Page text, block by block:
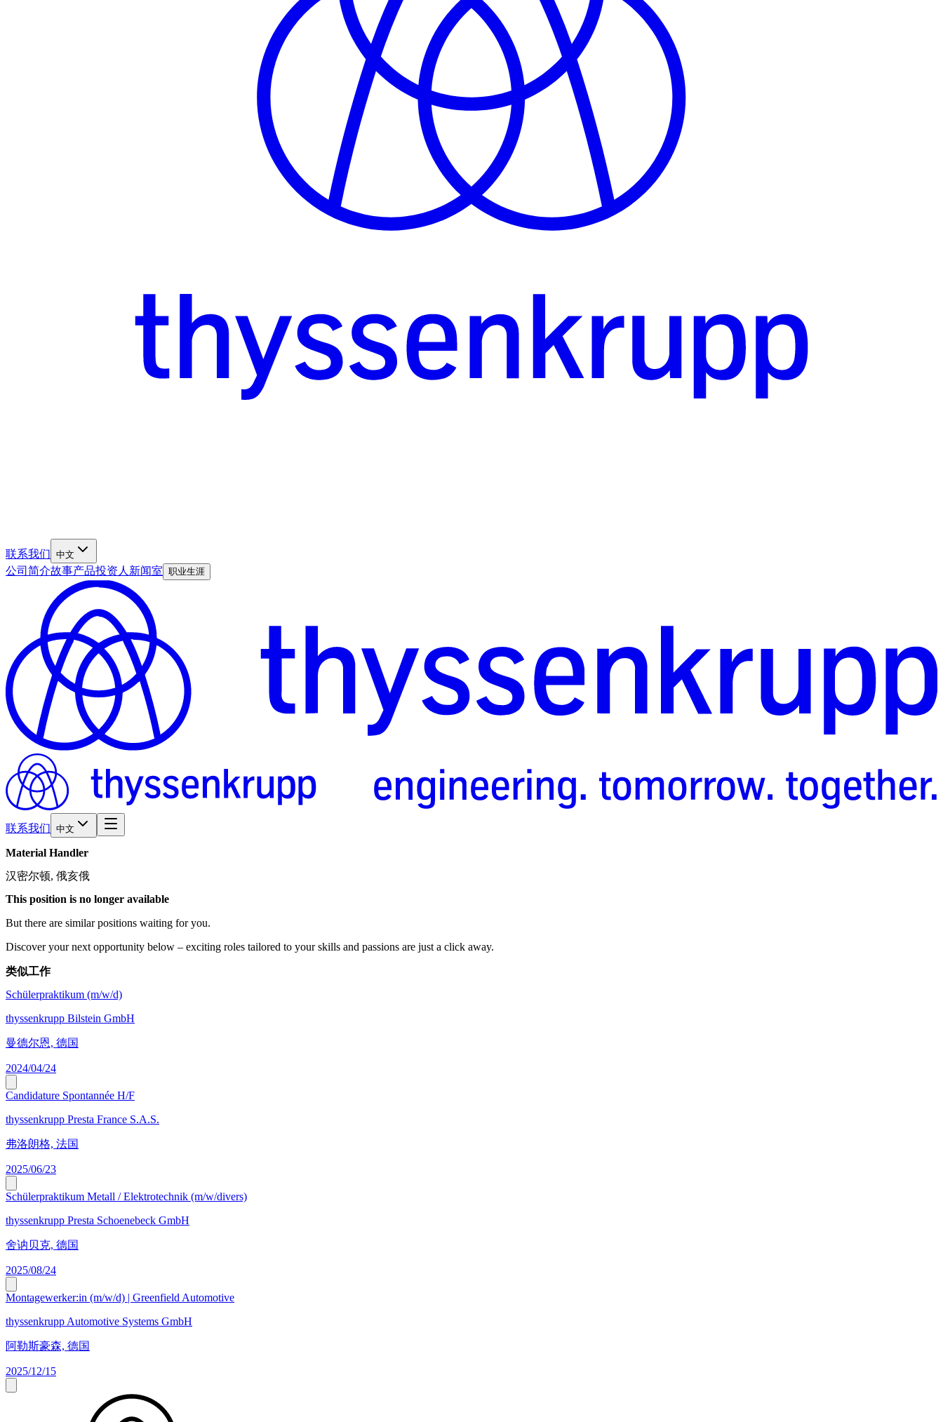
联系我们 中文
公司简介故事产品投资人新闻室 职业生涯
联系我们 中文
Material Handler
汉密尔顿, 俄亥俄
This position is no longer available
But there are similar positions waiting for you.
Discover your next opportunity below – exciting roles tailored to your skills and passions are just a click away.
类似工作
Schülerpraktikum (m/w/d)
thyssenkrupp Bilstein GmbH
曼德尔恩, 德国
2024/04/24
Candidature Spontannée H/F
thyssenkrupp Presta France S.A.S.
弗洛朗格, 法国
2025/06/23
Schülerpraktikum Metall / Elektrotechnik (m/w/divers)
thyssenkrupp Presta Schoenebeck GmbH
舍讷贝克, 德国
2025/08/24
Montagewerker:in (m/w/d) | Greenfield Automotive
thyssenkrupp Automotive Systems GmbH
阿勒斯豪森, 德国
2025/12/15